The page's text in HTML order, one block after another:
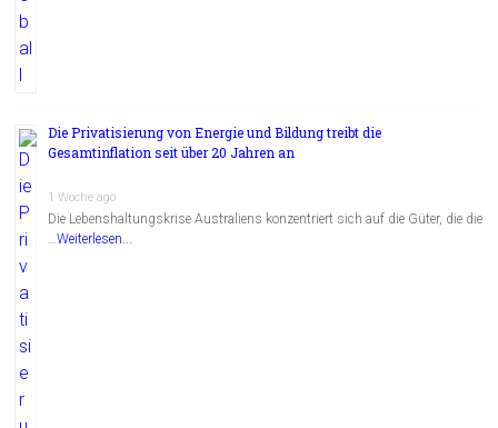
Die Privatisierung von Energie und Bildung treibt die
Gesamtinflation seit über 20 Jahren an
1 Woche ago
Die Lebenshaltungskrise Australiens konzentriert sich auf die Güter, die die
…Weiterlesen...